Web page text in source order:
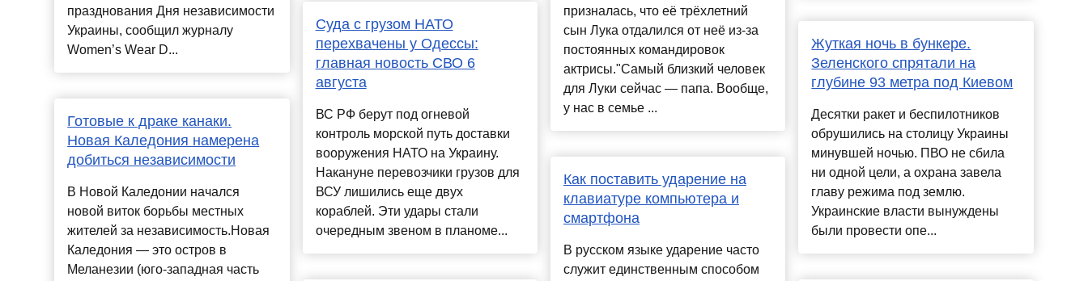
празднования Дня независимости
Украины, сообщил журналу
Women’s Wear D...
Готовые к драке канаки.
Новая Каледония намерена
добиться независимости
В Новой Каледонии начался
новой виток борьбы местных
жителей за независимость.Новая
Каледония — это остров в
Меланезии (юго-западная часть
Суда с грузом НАТО
перехвачены у Одессы:
главная новость СВО 6
августа
ВС РФ берут под огневой
контроль морской путь доставки
вооружения НАТО на Украину.
Накануне перевозчики грузов для
ВСУ лишились еще двух
кораблей. Эти удары стали
очередным звеном в планоме...
призналась, что её трёхлетний
сын Лука отдалился от неё из-за
постоянных командировок
актрисы."Самый близкий человек
для Луки сейчас — папа. Вообще,
у нас в семье ...
Как поставить ударение на
клавиатуре компьютера и
смартфона
В русском языке ударение часто
служит единственным способом
Жуткая ночь в бункере.
Зеленского спрятали на
глубине 93 метра под Киевом
Десятки ракет и беспилотников
обрушились на столицу Украины
минувшей ночью. ПВО не сбила
ни одной цели, а охрана завела
главу режима под землю.
Украинские власти вынуждены
были провести опе...